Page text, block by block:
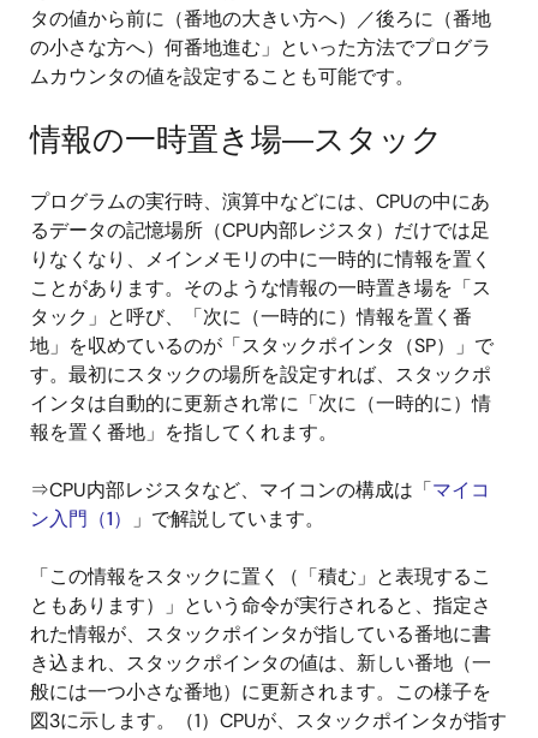
タの値から前に（番地の大きい方へ）／後ろに（番地
の小さな方へ）何番地進む」といった方法でプログラ
ムカウンタの値を設定することも可能です。
情報の一時置き場―スタック
プログラムの実行時、演算中などには、CPUの中にあ
るデータの記憶場所（CPU内部レジスタ）だけでは足
りなくなり、メインメモリの中に一時的に情報を置く
ことがあります。そのような情報の一時置き場を「ス
タック」と呼び、「次に（一時的に）情報を置く番
地」を収めているのが「スタックポインタ（SP）」で
す。最初にスタックの場所を設定すれば、スタックポ
インタは自動的に更新され常に「次に（一時的に）情
報を置く番地」を指してくれます。
⇒CPU内部レジスタなど、マイコンの構成は「マイコ
ン入門（1）
」で解説しています。
「この情報をスタックに置く（「積む」と表現するこ
ともあります）」という命令が実行されると、指定さ
れた情報が、スタックポインタが指している番地に書
き込まれ、スタックポインタの値は、新しい番地（一
般には一つ小さな番地）に更新されます。この様子を
図3に示します。（1）CPUが、スタックポインタが指す